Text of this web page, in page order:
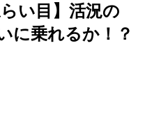
い目】活況の
に乗れるか！？